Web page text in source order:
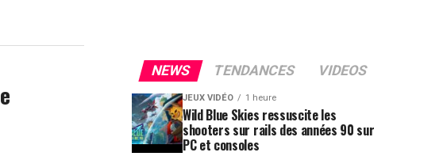
NEWS TENDANCES VIDEOS
JEUX VIDÉO 1 heure
Wild Blue Skies ressuscite les
shooters sur rails des années 90 sur
PC et consoles